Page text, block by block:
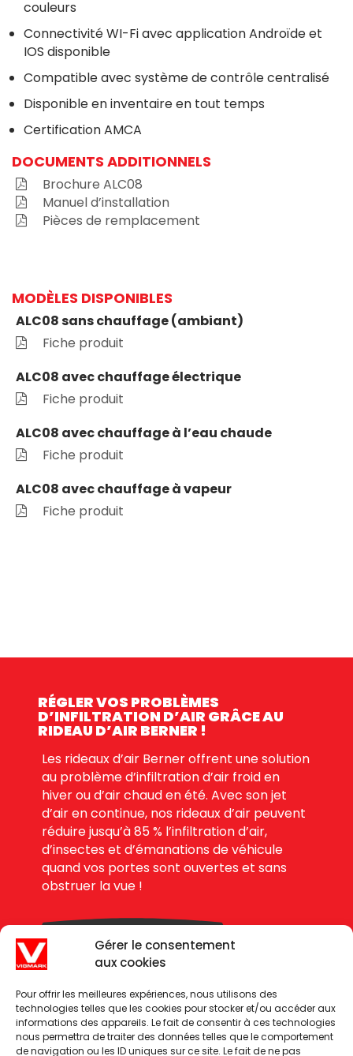
Gérer le consentement
aux cookies
Pour offrir les meilleures expériences, nous utilisons des
technologies telles que les cookies pour stocker et/ou accéder aux
informations des appareils. Le fait de consentir à ces technologies
nous permettra de traiter des données telles que le comportement
de navigation ou les ID uniques sur ce site. Le fait de ne pas
couleurs
Connectivité WI-Fi avec application Androïde et
IOS disponible
Compatible avec système de contrôle centralisé
Disponible en inventaire en tout temps
Certification AMCA
DOCUMENTS ADDITIONNELS
Brochure ALC08
Manuel d’installation
Pièces de remplacement
MODÈLES DISPONIBLES
ALC08 sans chauffage (ambiant)
Fiche produit
ALC08 avec chauffage électrique
Fiche produit
ALC08 avec chauffage à l’eau chaude
Fiche produit
ALC08 avec chauffage à vapeur
Fiche produit
RÉGLER VOS PROBLÈMES
D’INFILTRATION D’AIR GRÂCE AU
RIDEAU D’AIR BERNER !
Les rideaux d’air Berner offrent une solution
au problème d’infiltration d’air froid en
hiver ou d’air chaud en été. Avec son jet
d’air en continue, nos rideaux d’air peuvent
réduire jusqu’à 85 % l’infiltration d’air,
d’insectes et d’émanations de véhicule
quand vos portes sont ouvertes et sans
obstruer la vue !
DEMANDE DE PRIX